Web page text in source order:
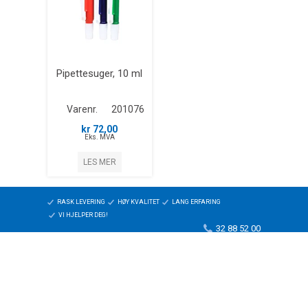
Pipettesuger, 10 ml
Varenr.
201076
kr 72,00
Eks. MVA
LES MER
RASK LEVERING HØY KVALITET
LANG ERFARING
VI HJELPER DEG!
32 88 52 00